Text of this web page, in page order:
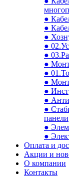
●
●
●
●
●
●
●
●
●
●
●
панели
●
●
Оплата и
Акции и
О компании
Контакты